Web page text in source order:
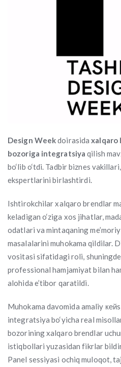
Design Weekdoirasidaxalqaro
bozoriga integratsiya qilish
bo‘lib o‘tdi. Tadbir biznes
ekspertlarini birlashtirdi.
Ishtirokchilar xalqaro brendlar
keladigan o‘ziga xos jihatlar,
odatlari va mintaqaning
masalalarini muhokama qildilar.
vositasi sifatidagi roli,
professional hamjamiyat bilan
alohida e’tibor qaratildi.
Muhokama davomida amaliy
integratsiya bo‘yicha real
bozorining xalqaro brendlar
istiqbollari yuzasidan fikrlar
Panel sessiyasi ochiq muloqot,